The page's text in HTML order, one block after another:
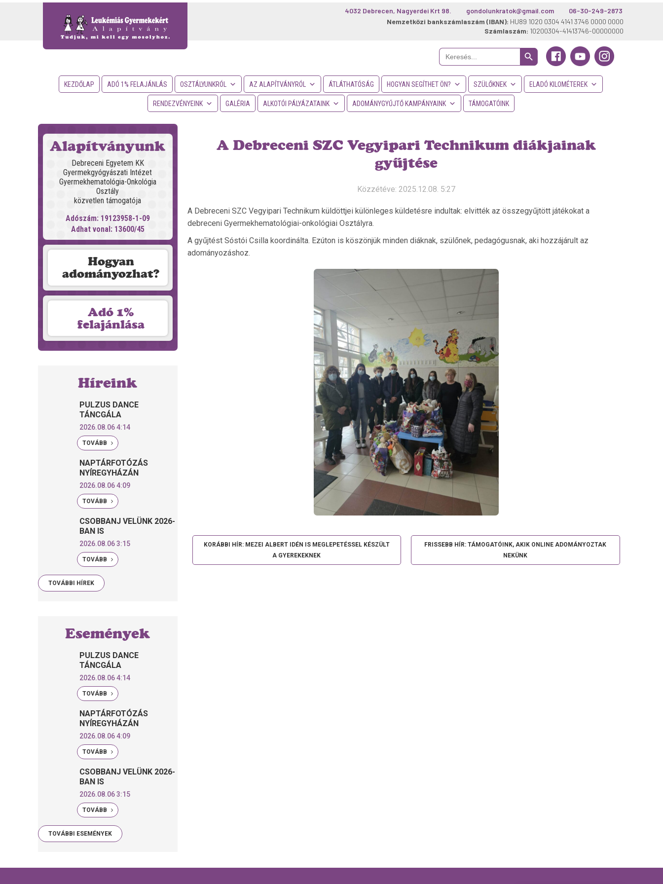
06-30-249-2873
gondolunkratok@gmail.com
4032 Debrecen, Nagyerdei Krt 98.
Nemzetközi bankszámlaszám (IBAN): HU89 1020 0304 4141 3746 0000 0000
Számlaszám: 10200304-41413746-00000000
Search
for:
Search Button
KEZDŐLAP ADÓ 1% FELAJÁNLÁS OSZTÁLYUNKRÓL AZ ALAPÍTVÁNYRÓL ÁTLÁTHATÓSÁG HOGYAN SEGÍTHET ÖN? SZÜLŐKNEK ELADÓ KILOMÉTEREK
RENDEZVÉNYEINK GALÉRIA ALKOTÓI PÁLYÁZATAINK ADOMÁNYGYŰJTŐ KAMPÁNYAINK TÁMOGATÓINK
Alapítványunk
Debreceni Egyetem KK
Gyermekgyógyászati Intézet
Gyermekhematológia-Onkológia
Osztály
közvetlen támogatója
Adószám: 19123958-1-09
Adhat vonal: 13600/45
Hogyan
adományozhat?
Adó 1%
felajánlása
Híreink
PULZUS DANCE
TÁNCGÁLA
2026.08.06 4:14
TOVÁBB
NAPTÁRFOTÓZÁS
NYÍREGYHÁZÁN
2026.08.06 4:09
TOVÁBB
CSOBBANJ VELÜNK 2026-
BAN IS
2026.08.06 3:15
TOVÁBB
TOVÁBBI HÍREK
Események
PULZUS DANCE
TÁNCGÁLA
2026.08.06 4:14
TOVÁBB
NAPTÁRFOTÓZÁS
NYÍREGYHÁZÁN
2026.08.06 4:09
TOVÁBB
CSOBBANJ VELÜNK 2026-
BAN IS
2026.08.06 3:15
TOVÁBB
TOVÁBBI ESEMÉNYEK
A Debreceni SZC Vegyipari Technikum diákjainak
gyűjtése
Közzétéve: 2025.12.08. 5:27
A Debreceni SZC Vegyipari Technikum küldöttjei különleges küldetésre indultak: elvitték az összegyűjtött játékokat a
debreceni Gyermekhematológiai-onkológiai Osztályra.
A gyűjtést Sóstói Csilla koordinálta. Ezúton is köszönjük minden diáknak, szülőnek, pedagógusnak, aki hozzájárult az
adományozáshoz.
KORÁBBI HÍR: MEZEI ALBERT IDÉN IS MEGLEPETÉSSEL KÉSZÜLT
A GYEREKEKNEK
FRISSEBB HÍR: TÁMOGATÓINK, AKIK ONLINE ADOMÁNYOZTAK
NEKÜNK